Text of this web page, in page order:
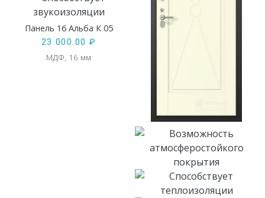
Панель 16 Альба К 05
23 000.00 ₽
МДФ, 16 мм